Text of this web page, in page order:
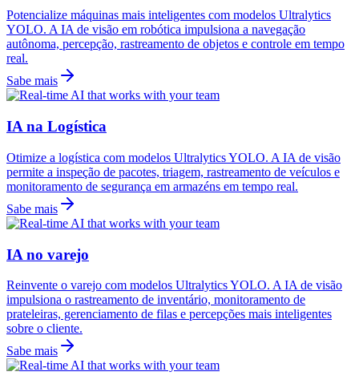
Potencialize máquinas mais inteligentes com modelos Ultralytics
YOLO. A IA de visão em robótica impulsiona a navegação
autônoma, percepção, rastreamento de objetos e controle em tempo
real.
Sabe mais
IA na Logística
Otimize a logística com modelos Ultralytics YOLO. A IA de visão
permite a inspeção de pacotes, triagem, rastreamento de veículos e
monitoramento de segurança em armazéns em tempo real.
Sabe mais
IA no varejo
Reinvente o varejo com modelos Ultralytics YOLO. A IA de visão
impulsiona o rastreamento de inventário, monitoramento de
prateleiras, gerenciamento de filas e percepções mais inteligentes
sobre o cliente.
Sabe mais